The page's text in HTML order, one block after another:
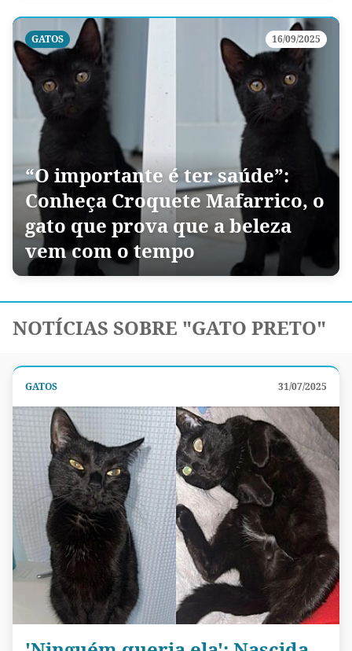
GATOS 16/09/2025
“O importante é ter saúde”:
Conheça Croquete Mafarrico, o
gato que prova que a beleza
vem com o tempo
NOTÍCIAS SOBRE "GATO PRETO"
GATOS 31/07/2025